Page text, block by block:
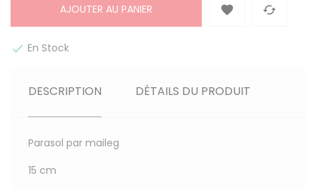
AJOUTER AU PANIER  
 En Stock
DESCRIPTION DÉTAILS DU PRODUIT
Parasol par maileg
15 cm